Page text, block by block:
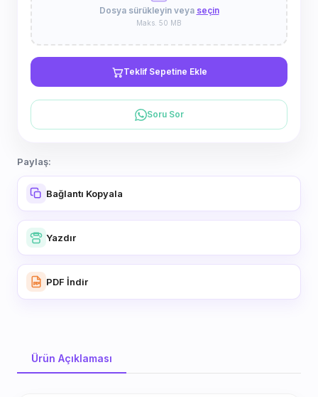
Dosya sürükleyin veya seçin
Maks. 50 MB
Teklif Sepetine Ekle
Soru Sor
Paylaş:
Bağlantı Kopyala
Yazdır
PDF İndir
Ürün Açıklaması